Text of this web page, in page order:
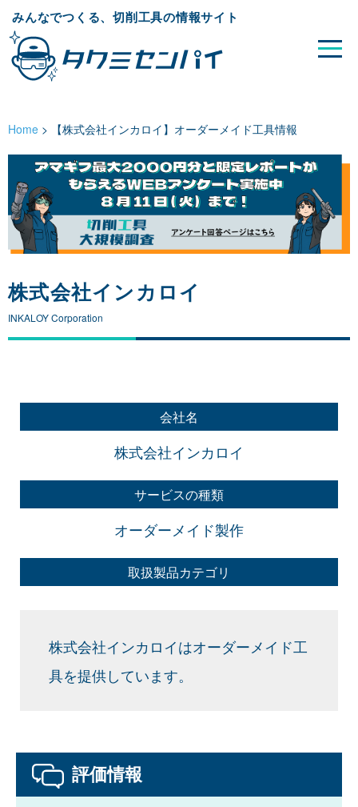
みんなでつくる、切削工具の情報サイト
Home > 【株式会社インカロイ】オーダーメイド工具情報
株式会社インカロイ
INKALOY Corporation
会社名
株式会社インカロイ
サービスの種類
オーダーメイド製作
取扱製品カテゴリ
株式会社インカロイはオーダーメイド工
具を提供しています。
評価情報